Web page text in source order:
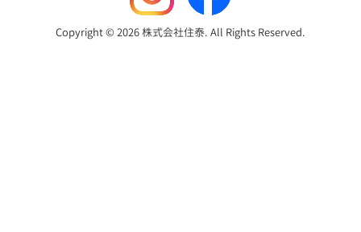
Copyright © 2026 株式会社住泰. All Rights Reserved.